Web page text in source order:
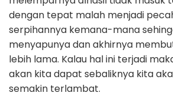
dengan tepat malah menjadi
serpihannya kemana-mana
menyapunya dan akhirnya
lebih lama. Kalau hal ini terjadi
akan kita dapat sebaliknya kita
semakin terlambat.